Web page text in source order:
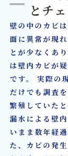
とチ
壁の中のカビ
面に異常が現
とが少なくあ
は壁内カビが
です。 実際の
だけでも調査
繁殖していた
漏水による壁
いまま数年経
た、カビの発